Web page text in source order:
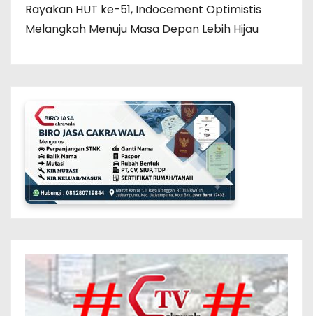
Rayakan HUT ke-51, Indocement Optimistis
Melangkah Menuju Masa Depan Lebih Hijau